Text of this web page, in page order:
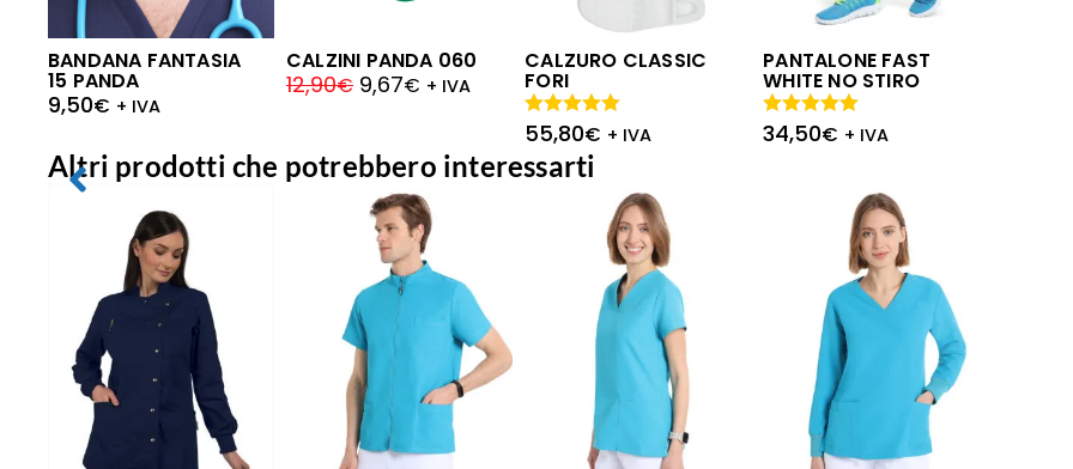
BANDANA FANTASIA
15 PANDA
9,50€ + IVA
CALZINI PANDA 060
12,90€ 9,67€ + IVA
CALZURO CLASSIC
FORI
55,80€ + IVA
Valutato
5.00 su 5
PANTALONE FAST
WHITE NO STIRO
34,50€ + IVA
Valutato
5.00 su 5
Altri prodotti che potrebbero interessarti